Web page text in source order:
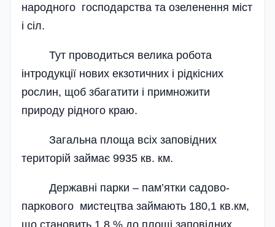
народного господарства та озеленення міст
і сіл.
Тут проводиться велика робота
інтродукції нових екзотичних і рідкісних
рослин, щоб збагатити і примножити
природу рідного краю.
Загальна площа всіх заповідних
територій займає 9935 кв. км.
Державні парки – пам’ятки садово-
паркового мистецтва займають 180,1 кв.км,